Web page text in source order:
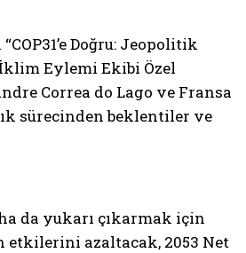
Doğru: Jeopolitik
Eylemi Ekibi Özel
Correa do Lago ve Fransa
sürecinden beklentiler ve
da yukarı çıkarmak için
etkilerini azaltacak, 2053 Net